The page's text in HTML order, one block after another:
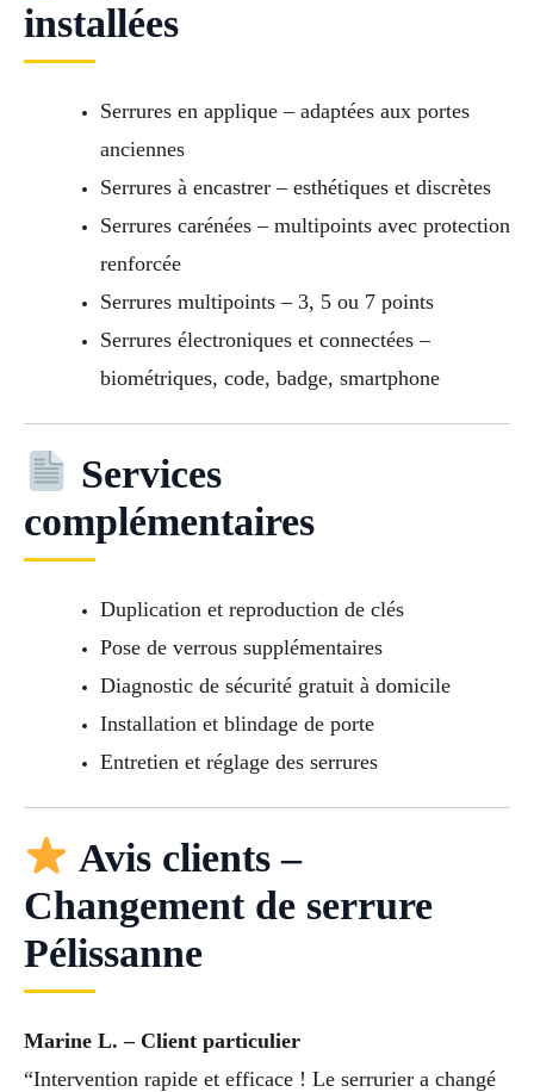
installées
Serrures en applique – adaptées aux portes
anciennes
Serrures à encastrer – esthétiques et discrètes
Serrures carénées – multipoints avec protection
renforcée
Serrures multipoints – 3, 5 ou 7 points
Serrures électroniques et connectées –
biométriques, code, badge, smartphone
Services
complémentaires
Duplication et reproduction de clés
Pose de verrous supplémentaires
Diagnostic de sécurité gratuit à domicile
Installation et blindage de porte
Entretien et réglage des serrures
Avis clients –
Changement de serrure
Pélissanne
Marine L. – Client particulier
“Intervention rapide et efficace ! Le serrurier a changé